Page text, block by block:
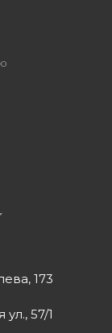
173
57/1